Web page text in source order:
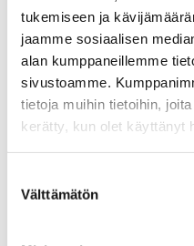
tukemiseen ja
jaamme sosiaalisen
alan kumppaneillemme
sivustoamme.
tietoja muihin tietoihin,
kerätty, kun olet käyttänyt
valinta
Välttämätön
Reuna-,